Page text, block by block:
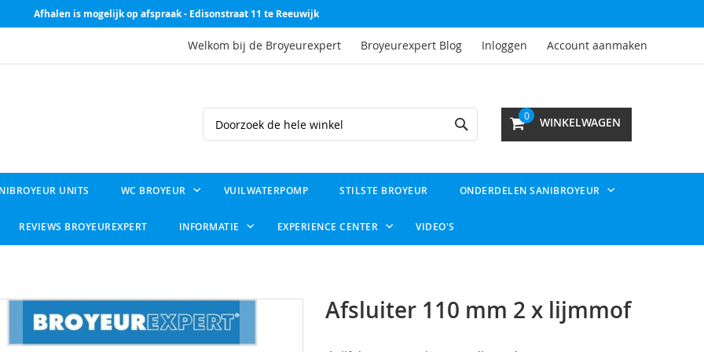
Afhalen is mogelijk op afspraak - Edisonstraat 11 te Reeuwijk
Welkom bij de Broyeurexpert Broyeurexpert Blog Inloggen Account aanmaken
WINKELWAGEN
0
Search
UNITS WC BROYEUR VUILWATERPOMP STILSTE BROYEUR ONDERDELEN SANIBROYEUR
REVIEWS BROYEUREXPERT INFORMATIE EXPERIENCE CENTER VIDEO'S
Afsluiter 110 mm 2 x lijmmof